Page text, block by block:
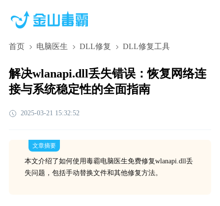
首页 电脑医生 DLL修复 DLL修复工具
解决wlanapi.dll丢失错误：恢复网络连
接与系统稳定性的全面指南
2025-03-21 15:32:52
文章摘要
本文介绍了如何使用毒霸电脑医生免费修复wlanapi.dll丢
失问题，包括手动替换文件和其他修复方法。